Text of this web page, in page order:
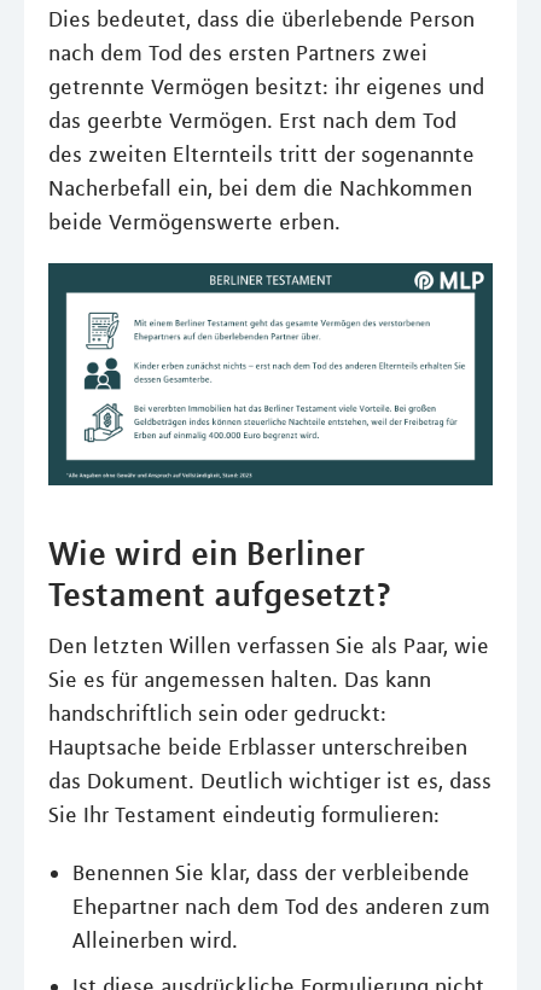
Dies bedeutet, dass die überlebende Person
nach dem Tod des ersten Partners zwei
getrennte Vermögen besitzt: ihr eigenes und
das geerbte Vermögen. Erst nach dem Tod
des zweiten Elternteils tritt der sogenannte
Nacherbefall ein, bei dem die Nachkommen
beide Vermögenswerte erben.
Wie wird ein Berliner
Testament aufgesetzt?
Den letzten Willen verfassen Sie als Paar, wie
Sie es für angemessen halten. Das kann
handschriftlich sein oder gedruckt:
Hauptsache beide Erblasser unterschreiben
das Dokument. Deutlich wichtiger ist es, dass
Sie Ihr Testament eindeutig formulieren:
Benennen Sie klar, dass der verbleibende
Ehepartner nach dem Tod des anderen zum
Alleinerben wird.